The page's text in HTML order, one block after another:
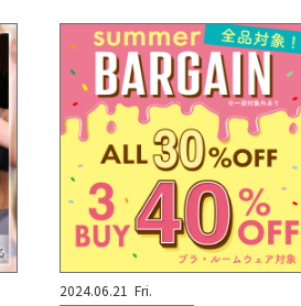
2024.06.21 Fri.